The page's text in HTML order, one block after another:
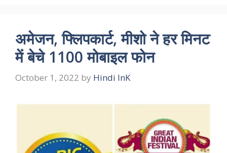
अमेजन, फ्लिपकार्ट, मीशो ने हर मिनट
में बेचे 1100 मोबाइल फोन
October 1, 2022 by Hindi InK